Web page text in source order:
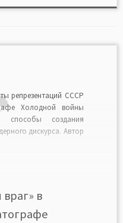
репрезентаций СССР
Холодной войны
способы создания
дискурса. Автор
женственности»,
[…]
в